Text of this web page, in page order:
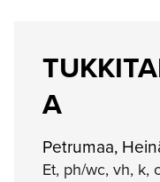
A
Petrumaa,
Et, ph/wc, vh, k,